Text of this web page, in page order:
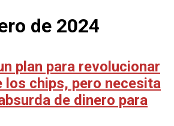
de 2024
plan para revolucionar
los chips, pero necesita
de dinero para